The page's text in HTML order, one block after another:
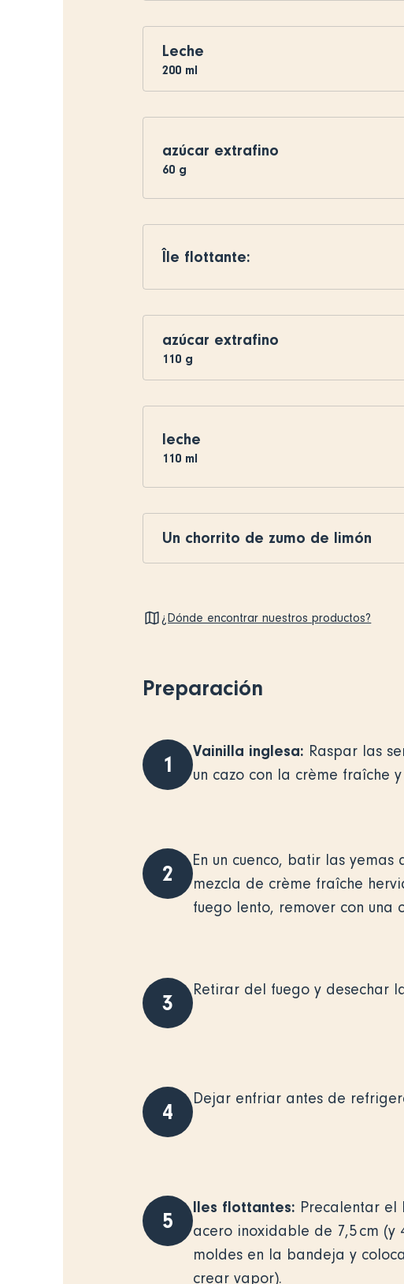
Leche
200 ml
azúcar extrafino
60 g
Île flottante:
azúcar extrafino
110 g
leche
110 ml
Un chorrito de zumo de limón
¿Dónde encontrar nuestros productos?
Preparación
1
Vainilla inglesa: Raspar las
un cazo con la crème fraîche
2
En un cuenco, batir las
mezcla de crème fraîche
fuego lento, remover con una
3
Retirar del fuego y desechar
4
Dejar enfriar antes de
5
Iles flottantes: Precalentar el
acero inoxidable de 7,5 cm
moldes en la bandeja y
crear vapor).